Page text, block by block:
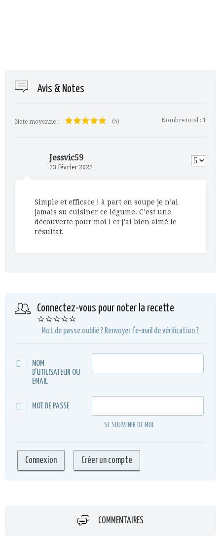
Avis & Notes
Note moyenne : (5) Nombre total : 1
Jessvic59
23 février 2022
Simple et efficace ! à part en soupe je n’ai
jamais su cuisiner ce légume. C’est une
découverte pour moi ! et j’ai bien aimé le
résultat.
Connectez-vous pour noter la recette
⭐⭐⭐⭐⭐
Mot de passe oublié ? Renvoyer l'e-mail de vérification ?
NOM
D'UTILISATEUR OU
EMAIL
MOT DE PASSE
SE SOUVENIR DE MOI
COMMENTAIRES